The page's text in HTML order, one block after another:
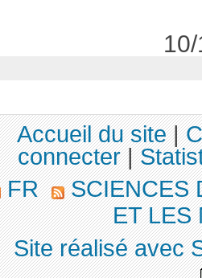
Accueil du site|
connecter|
FR
SCIENCES
ET LES
Site réalisé avec